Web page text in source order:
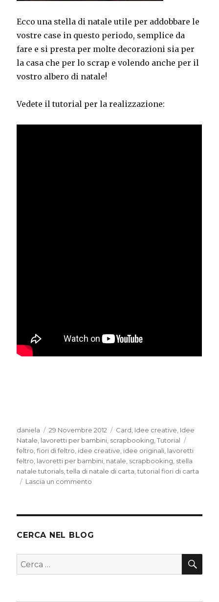
Ecco una stella di natale utile per addobbare le
vostre case in questo periodo, semplice da
fare e si presta per molte decorazioni sia per
la casa che per lo scrap e volendo anche per il
vostro albero di natale!
Vedete il tutorial per la realizzazione:
Autore
daniela
Pubblicato
il
29 Novembre 2012 Categorie
Card Idee creative Idee
Natale lavoretti per bambini scrapbooking ,Tutorial
feltro ,fiori di feltro idee creative idee originali lavoretti
feltro lavoretti per bambini natale scrapbooking stella
natale tutorials ,tella di natale di carta ,tutorial fiori di carta
Lascia un commento
di
CERCA NEL BLOG
Cerca: